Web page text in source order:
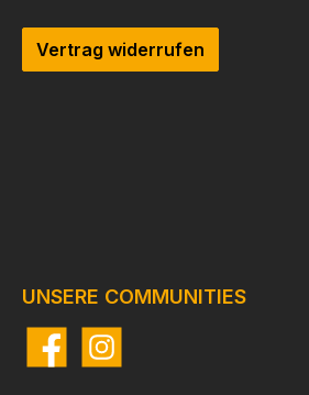
Vertrag widerrufen
UNSERE COMMUNITIES
FacebookInstagram